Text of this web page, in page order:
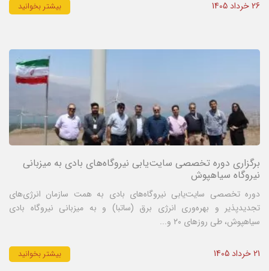
26 خرداد 1405 بیشتر بخوانید
برگزاری دوره تخصصی سایت‌یابی نیروگاه‌های بادی به میزبانی
نیروگاه سیاهپوش
دوره تخصصی سایت‌یابی نیروگاه‌های بادی به همت سازمان انرژی‌های
تجدیدپذیر و بهره‌وری انرژی برق (ساتبا) و به میزبانی نیروگاه بادی
سیاهپوش، طی روزهای ۲۰ و...
21 خرداد 1405 بیشتر بخوانید